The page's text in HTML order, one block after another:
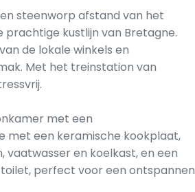
steenworp afstand van het
kustlijn van Bretagne.
de lokale winkels en
Met het treinstation van
met een
met een keramische kookplaat,
en koelkast, en een
perfect voor een ontspannen